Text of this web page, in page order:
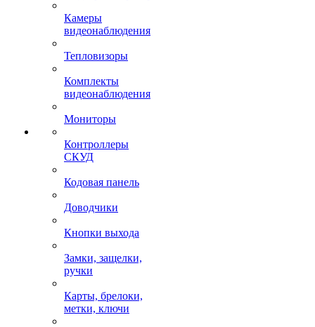
Камеры
видеонаблюдения
Тепловизоры
Комплекты
видеонаблюдения
Мониторы
Контроллеры
СКУД
Кодовая панель
Доводчики
Кнопки выхода
Замки, защелки,
ручки
Карты, брелоки,
метки, ключи